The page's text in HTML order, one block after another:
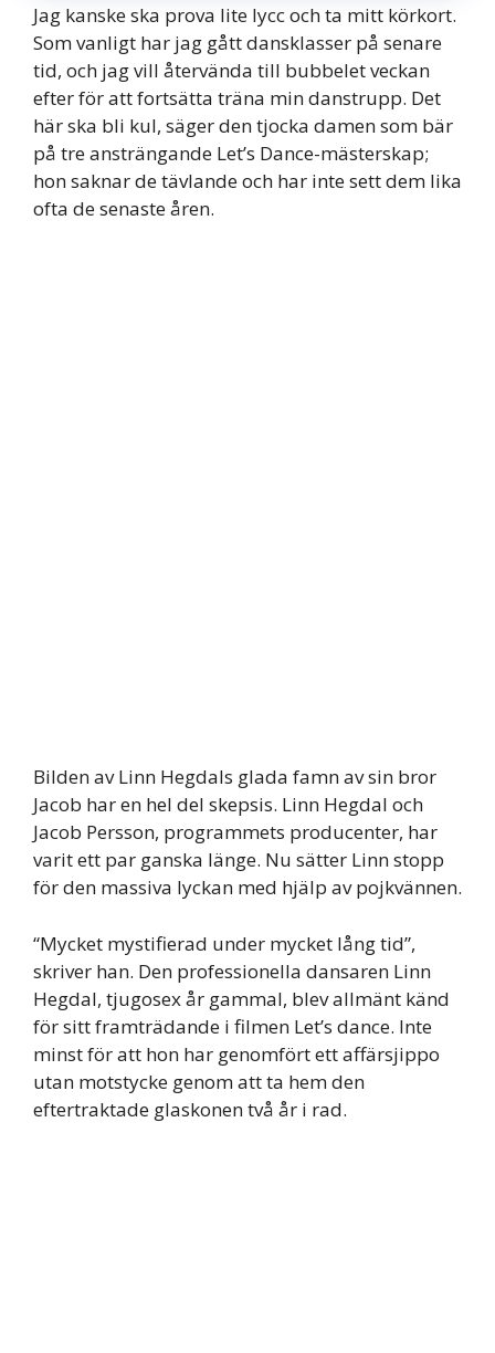
Jag kanske ska prova lite lycc och ta mitt körkort.
Som vanligt har jag gått dansklasser på senare
tid, och jag vill återvända till bubbelet veckan
efter för att fortsätta träna min danstrupp. Det
här ska bli kul, säger den tjocka damen som bär
på tre ansträngande Let’s Dance-mästerskap;
hon saknar de tävlande och har inte sett dem lika
ofta de senaste åren.
Bilden av Linn Hegdals glada famn av sin bror
Jacob har en hel del skepsis. Linn Hegdal och
Jacob Persson, programmets producenter, har
varit ett par ganska länge. Nu sätter Linn stopp
för den massiva lyckan med hjälp av pojkvännen.
“Mycket mystifierad under mycket lång tid”,
skriver han. Den professionella dansaren Linn
Hegdal, tjugosex år gammal, blev allmänt känd
för sitt framträdande i filmen Let’s dance. Inte
minst för att hon har genomfört ett affärsjippo
utan motstycke genom att ta hem den
eftertraktade glaskonen två år i rad.